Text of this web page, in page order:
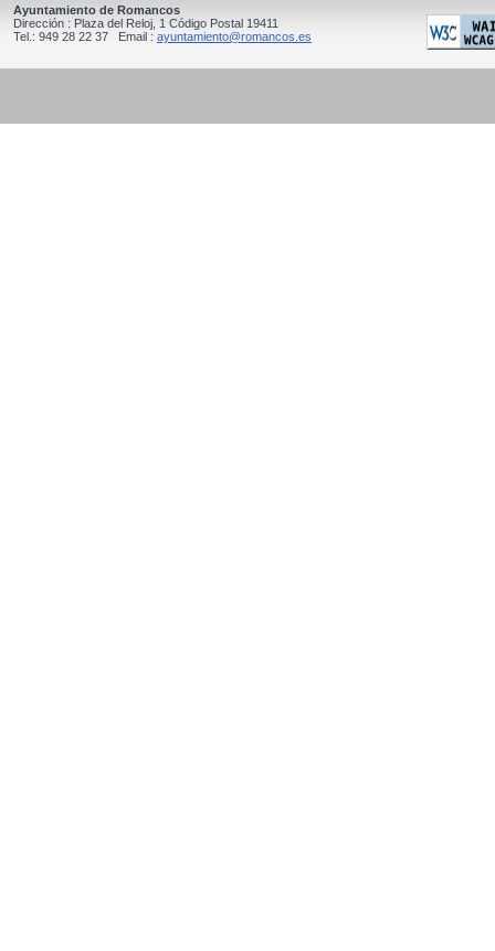
Ayuntamiento de Romancos
Dirección : Plaza del Reloj, 1 Código Postal 19411
Tel.: 949 28 22 37 Email : ayuntamiento@romancos.es